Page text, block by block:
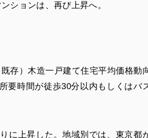
ションは、再び上昇へ。
存）木造一戸建て住宅平均価格動
要時間が徒歩30分以内もしくはバ
に上昇した。地域別では、東京都